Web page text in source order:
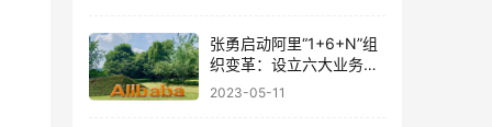
张勇启动阿里“1+6+N”组
织变革：设立六大业务集
团，或将独立上市
2023-05-11